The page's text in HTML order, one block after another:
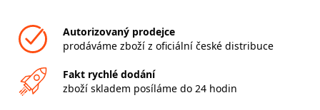
Autorizovaný prodejce
prodáváme zboží z oficiální české distribuce
Fakt rychlé dodání
zboží skladem posíláme do 24 hodin